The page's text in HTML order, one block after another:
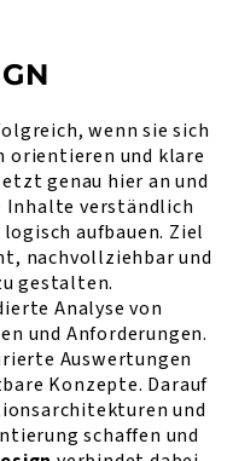
wenn sie sich
orientieren und klare
genau hier an und
Inhalte verständlich
aufbauen. Ziel
nachvollziehbar und
gestalten.
Analyse von
und Anforderungen.
Auswertungen
Konzepte. Darauf
und
schaffen und